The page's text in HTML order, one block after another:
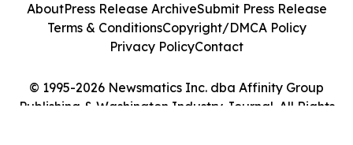
© 1995-2026 Newsmatics Inc. dba Affinity Group
Publishing & Washington Industry Journal. All Rights
AboutPress Release ArchiveSubmit Press Release
Terms & ConditionsCopyright/DMCA Policy
Privacy PolicyContact